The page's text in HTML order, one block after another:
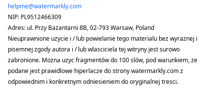
helpme@watermarkly.com
NIP: PL9512466309
Adres: ul. Przy Bażantarni 8B, 02-793 Warsaw, Poland
Nieuprawnione uzycie i / lub powielanie tego materialu bez wyraznej i
pisemnej zgody autora i / lub wlasciciela tej witryny jest surowo
zabronione. Mozna uzyc fragmentów do 100 slów, pod warunkiem, ze
podane jest prawidlowe hiperlacze do strony watermarkly.com z
odpowiednim i konkretnym odniesieniem do oryginalnej tresci.